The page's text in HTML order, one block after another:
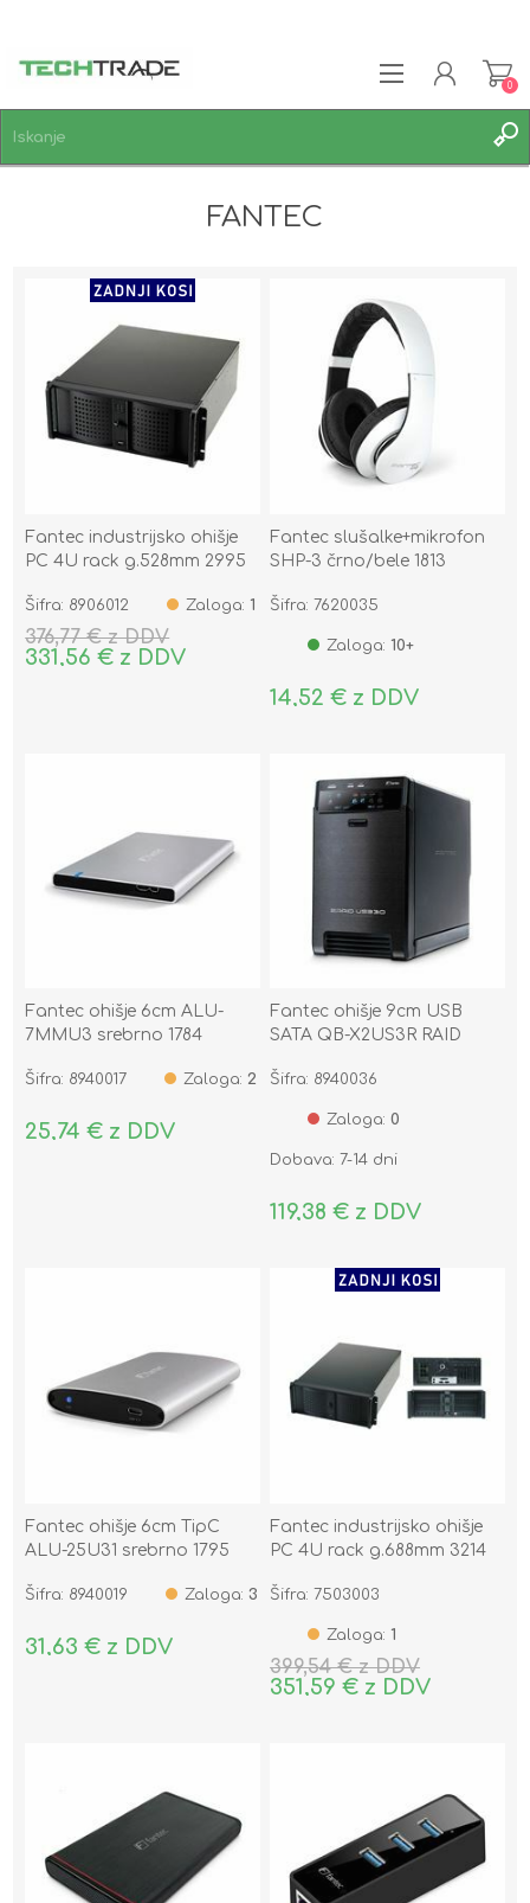
0
FANTEC
Fantec industrijsko ohišje
PC 4U rack g.528mm 2995
Šifra: 8906012 Zaloga: 1
376,77 € z DDV
331,56 € z DDV
Fantec slušalke+mikrofon
SHP-3 črno/bele 1813
Šifra: 7620035
Zaloga: 10+
14,52 € z DDV
Fantec ohišje 6cm ALU-
7MMU3 srebrno 1784
Šifra: 8940017 Zaloga: 2
25,74 € z DDV
Fantec ohišje 9cm USB
SATA QB-X2US3R RAID
Šifra: 8940036
Zaloga: 0
Dobava: 7-14 dni
119,38 € z DDV
Fantec ohišje 6cm TipC
ALU-25U31 srebrno 1795
Šifra: 8940019 Zaloga: 3
31,63 € z DDV
Fantec industrijsko ohišje
PC 4U rack g.688mm 3214
Šifra: 7503003
Zaloga: 1
399,54 € z DDV
351,59 € z DDV